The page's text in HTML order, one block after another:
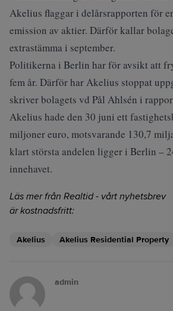
Akelius flaggar i delårsrapporten för
emission av aktier. Därför kallar
extrastämma i september.
Politikerna i Berlin har för avsikt att
fem år. Därför har Akelius stoppat
skriver bolagets vd Pål Ahlsén i
Akelius hade den 30 juni ett
miljoner euro, motsvarande 130,7
klart största andelen ligger i Berlin –
innehavet.
Läs mer från Realtid - vårt nyhetsbrev
är kostnadsfritt:
Akelius Akelius Residential Property
admin